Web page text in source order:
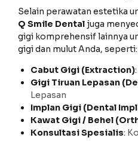
Selain perawatan estetika
Q Smile Dental juga
gigi komprehensif lainnya
gigi dan mulut Anda, seperti:
Cabut Gigi (Extraction):
Gigi Tiruan Lepasan
Lepasan
Implan Gigi (Dental
Kawat Gigi / Behel
Konsultasi Spesialis: